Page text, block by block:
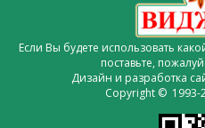
Если Вы будете использовать
поставьте,
Дизайн и разработка
Copyright © 1993-